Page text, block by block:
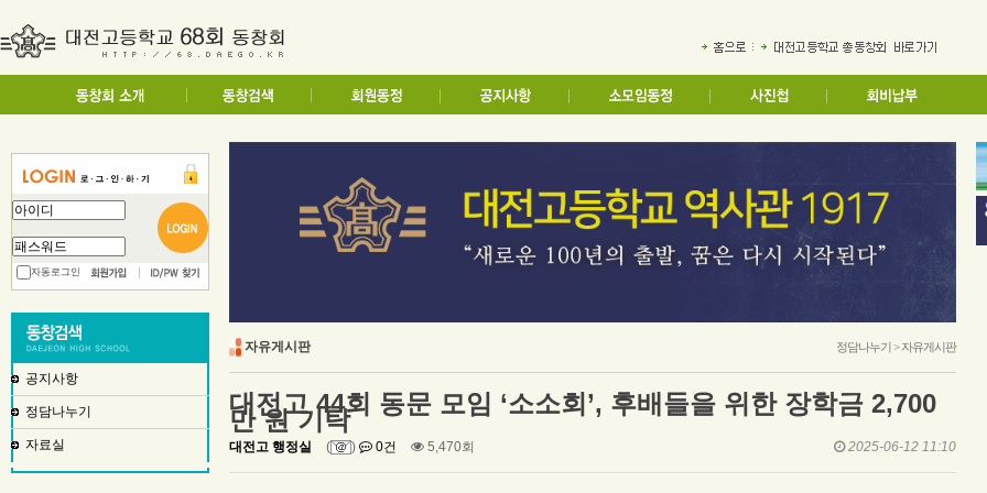
자동로그인
공지사항
정담나누기
자료실
자유게시판 정담나누기 > 자유게시판
대전고 44회 동문 모임 ‘소소회’, 후배들을 위한 장학금 2,700
만 원 기탁
대전고 행정실 ( ) 0건 5,470회 2025-06-12 11:10